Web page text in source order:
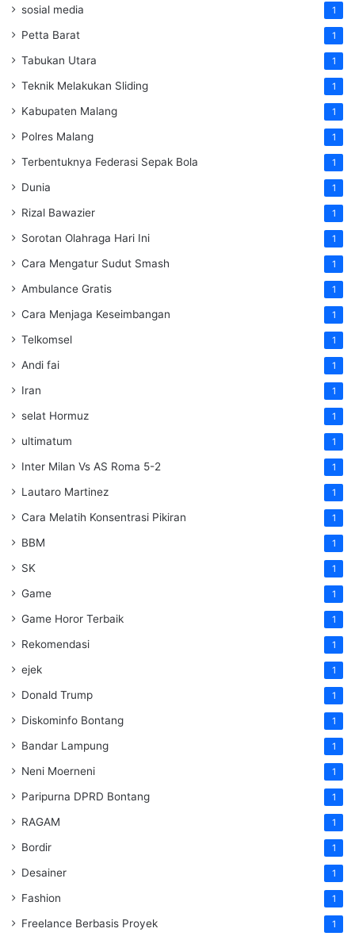
sosial media 1
Petta Barat 1
Tabukan Utara 1
Teknik Melakukan Sliding 1
Kabupaten Malang 1
Polres Malang 1
Terbentuknya Federasi Sepak Bola 1
Dunia 1
Rizal Bawazier 1
Sorotan Olahraga Hari Ini 1
Cara Mengatur Sudut Smash 1
Ambulance Gratis 1
Cara Menjaga Keseimbangan 1
Telkomsel 1
Andi fai 1
Iran 1
selat Hormuz 1
ultimatum 1
Inter Milan Vs AS Roma 5-2 1
Lautaro Martinez 1
Cara Melatih Konsentrasi Pikiran 1
BBM 1
SK 1
Game 1
Game Horor Terbaik 1
Rekomendasi 1
ejek 1
Donald Trump 1
Diskominfo Bontang 1
Bandar Lampung 1
Neni Moerneni 1
Paripurna DPRD Bontang 1
RAGAM 1
Bordir 1
Desainer 1
Fashion 1
Freelance Berbasis Proyek 1